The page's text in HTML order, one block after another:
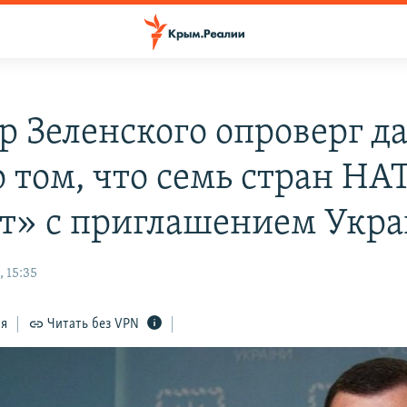
Зеленского опроверг
что семь стран
с приглашением
15:35
Читать без VPN